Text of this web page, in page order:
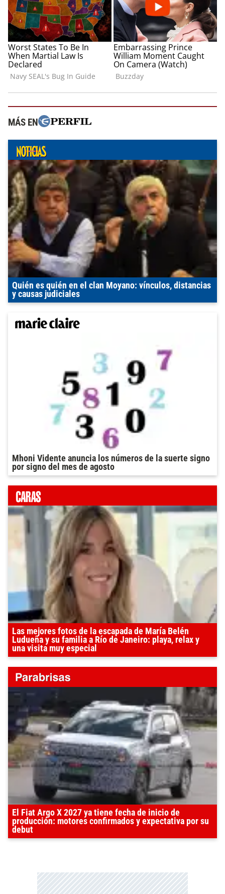
MÁS EN
Quién es quién en el clan Moyano: vínculos, distancias
y causas judiciales
Mhoni Vidente anuncia los números de la suerte signo
por signo del mes de agosto
Las mejores fotos de la escapada de María Belén
Ludueña y su familia a Río de Janeiro: playa, relax y
una visita muy especial
El Fiat Argo X 2027 ya tiene fecha de inicio de
producción: motores confirmados y expectativa por su
debut